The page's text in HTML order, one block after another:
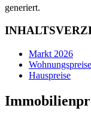
generiert.
Markt 2026
Wohnungspreise
Hauspreise